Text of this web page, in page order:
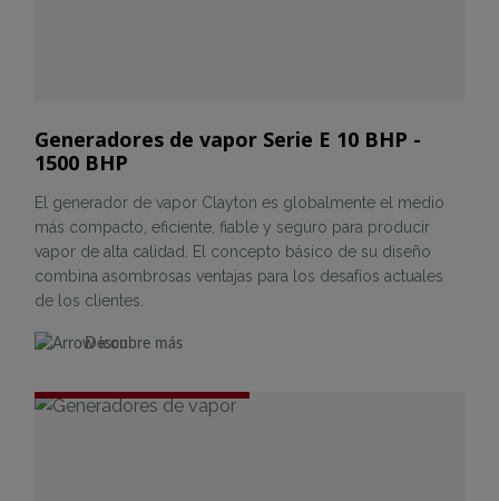
Generadores de vapor Serie E 10 BHP -
1500 BHP
El generador de vapor Clayton es globalmente el medio
más compacto, eficiente, fiable y seguro para producir
vapor de alta calidad. El concepto básico de su diseño
combina asombrosas ventajas para los desafíos actuales
de los clientes.
Descubre más